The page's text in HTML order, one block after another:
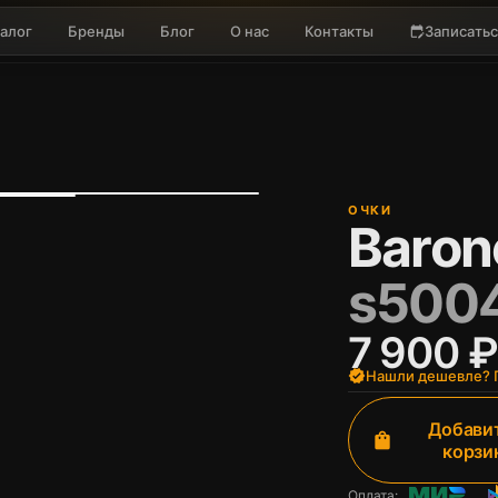
Бренды Блог О нас Контакты edit_calendar
ОЧКИ
7 900 ₽
verifiedНашли дешевле?
shopping_bag
Оплата: